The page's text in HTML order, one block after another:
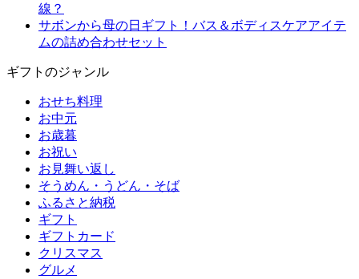
線？
サボンから母の日ギフト！バス＆ボディスケアアイテ
ムの詰め合わせセット
ギフトのジャンル
おせち料理
お中元
お歳暮
お祝い
お見舞い返し
そうめん・うどん・そば
ふるさと納税
ギフト
ギフトカード
クリスマス
グルメ